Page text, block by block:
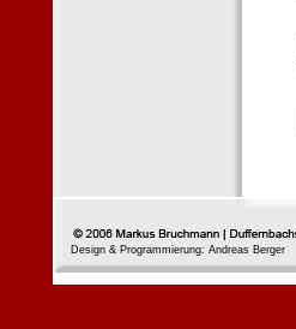
Design & Programmierung: Andreas Berger